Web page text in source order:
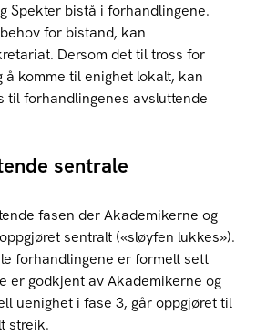
Spekter bistå i forhandlingene.
for bistand, kan
Dersom det til tross for
komme til enighet lokalt, kan
til forhandlingenes avsluttende
sentrale
fasen der Akademikerne og
sentralt («sløyfen lukkes»).
forhandlingene er formelt sett
er godkjent av Akademikerne og
uenighet i fase 3, går oppgjøret til
streik.